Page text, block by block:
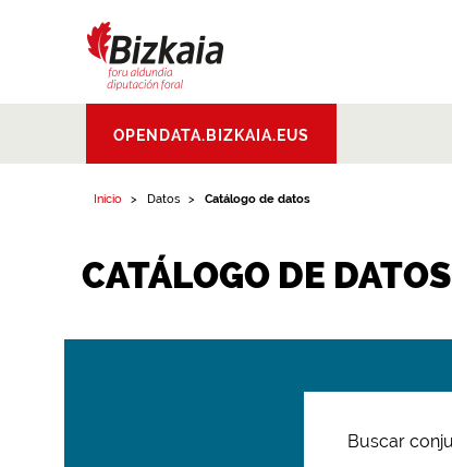
Aldundia.Diputacion
Foral de Bizkaia
OPENDATA.BIZKAIA.EUS
Inicio Datos Catálogo de datos
CATÁLOGO DE DATOS